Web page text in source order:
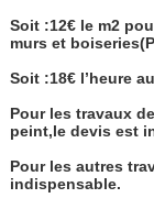
Soit :12€ le m2
murs et
Soit :18€ l’heure
Pour les travaux
peint,le devis est
Pour les autres
indispensable.